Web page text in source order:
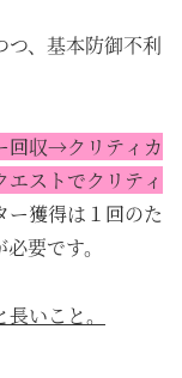
、基本防御不利
回収→クリティカ
エストでクリティ
ー獲得は１回のた
要です。
いこと。